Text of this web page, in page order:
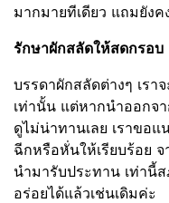
มากมายทีเดียว แถมยัง
รักษาผักสลัดให้สดกรอบ
บรรดาผักสลัดต่างๆ เร
เท่านั้น แต่หากนำออกจ
ดูไม่น่าทานเลย เราขอ
ฉีกหรือหั่นให้เรียบร้อย
นำมารับประทาน เท่านี้
อร่อยได้แล้วเช่นเดิมค่ะ